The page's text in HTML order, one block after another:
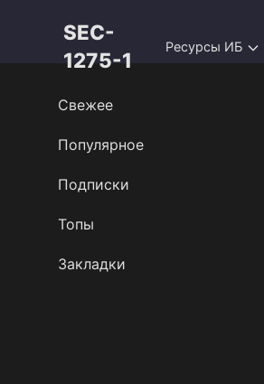
SEC-
1275-1
Ресурсы ИБ
Свежее
Популярное
Подписки
Топы
Закладки